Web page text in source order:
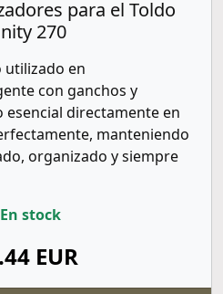
para el Toldo
270
utilizado en
con ganchos y
directamente en
manteniendo
organizado y siempre
En stock
EUR